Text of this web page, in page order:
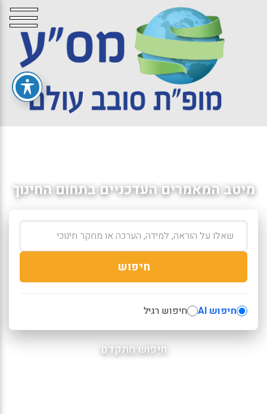
מיטב המאמרים העדכניים בתחום החינוך
חיפוש
חיפוש AI חיפוש רגיל
חיפוש מתקדם